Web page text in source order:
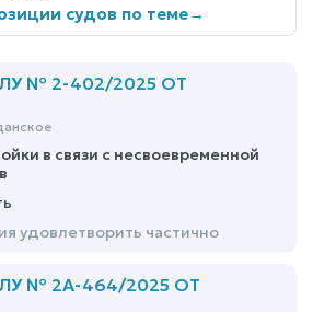
судов по теме→
№ 2-402/2025 ОТ
в связи с несвоевременной
удовлетворить частично
№ 2А-464/2025 ОТ